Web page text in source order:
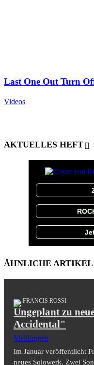
Last One Out Turn
Videos
AKTUELLES HEFT
ÄHNLICHE ARTIKEL
FRANCIS ROSSI
Ungeplant zu
Accidental"
Meldungen
Im Januar veröffentlicht
neues Solowerk. Zwei